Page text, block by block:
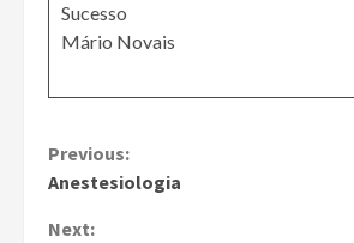
Sucesso
Mário Novais
Continue
Reading
Previous:
Anestesiologia
Next: